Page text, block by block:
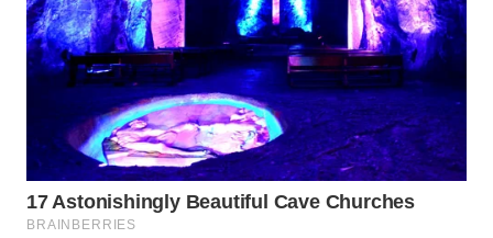
WAHANA
TRAVEL
WAHANA
TV
WAHANANEWS
ID